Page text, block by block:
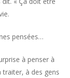
pensées…
à penser à
traiter, à des gens